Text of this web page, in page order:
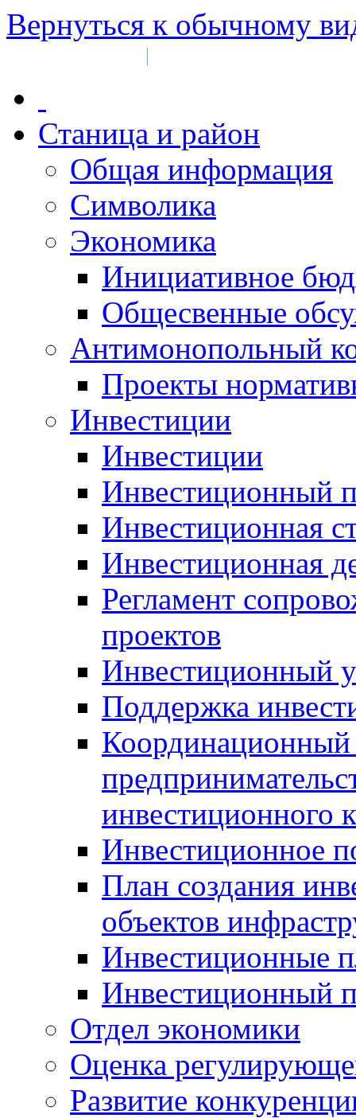
Вернуться к обычному
|
Станица и район
Общая информация
Символика
Экономика
Инициативное
Общесвенные
Антимонопольный
Проекты
Инвестиции
Инвестиции
Инвестиционный
Инвестиционная
Инвестиционная
Регламент
проектов
Инвестиционный
Поддержка
Координационный
инвестиционного
Инвестиционное
План создания
объектов
Инвестиционные
Инвестиционный
Отдел экономики
Оценка
Развитие